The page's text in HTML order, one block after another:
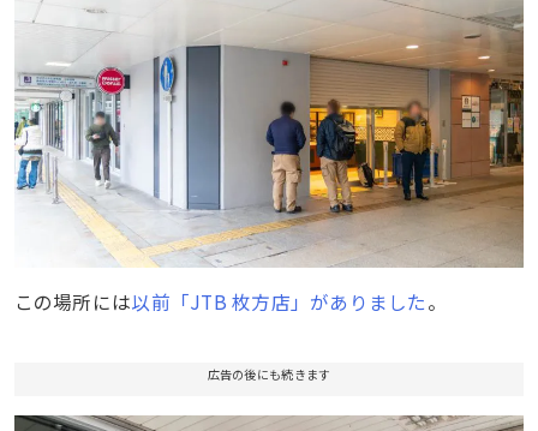
この場所には以前「JTB 枚方店」がありました。
広告の後にも続きます